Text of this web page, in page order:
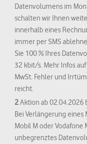
Datenvolumens im
schalten wir Ihnen
innerhalb eines
immer per SMS
Sie 100 % Ihres
32 kbit/s. Mehr Infos
MwSt. Fehler und
reicht.
2Aktion ab 02.04.2026
Bei Verlängerung
Mobil M oder Vodafone
unbegrenztes